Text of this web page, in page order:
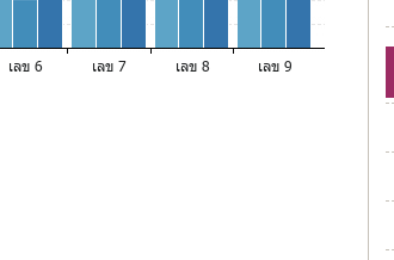
เลข 6 เลข 7 เลข 8 เลข 9